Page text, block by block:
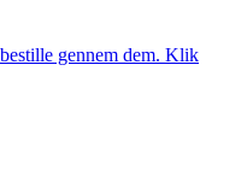
gennem dem. Klik